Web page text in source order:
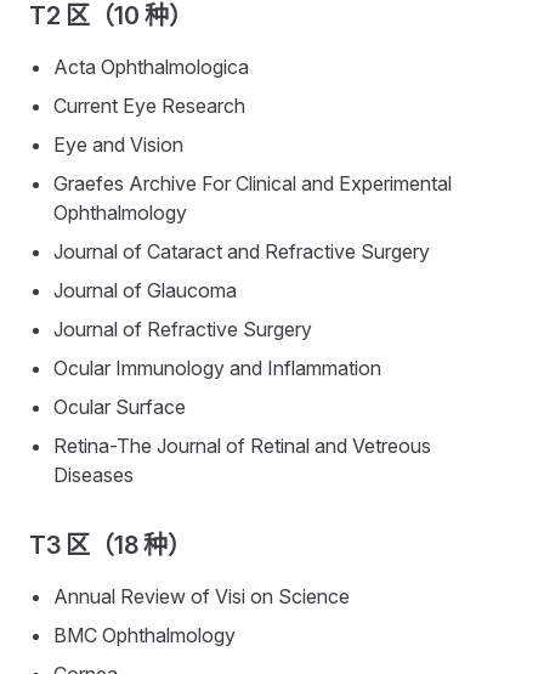
T2 区（10 种）
Acta Ophthalmologica
Current Eye Research
Eye and Vision
Graefes Archive For Clinical and Experimental
Ophthalmology
Journal of Cataract and Refractive Surgery
Journal of Glaucoma
Journal of Refractive Surgery
Ocular Immunology and Inflammation
Ocular Surface
Retina-The Journal of Retinal and Vetreous
Diseases
T3 区（18 种）
Annual Review of Visi on Science
BMC Ophthalmology